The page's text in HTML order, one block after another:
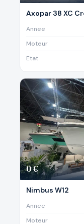
Axopar 38 XC
Annee
Moteur
Etat
0 €
Nimbus W12
Annee
Moteur